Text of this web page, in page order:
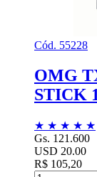
Cód. 55228
OMG
STICK
★ ★ ★ ★ ★
Gs. 121.600
USD 20.00
R$ 105,20